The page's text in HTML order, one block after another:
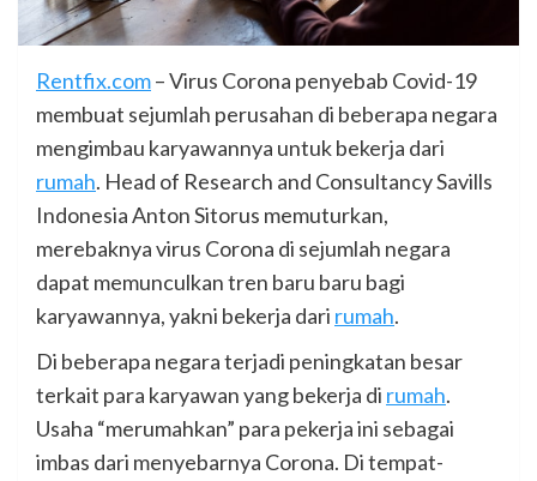
Rentfix.com– Virus Corona penyebab Covid-19
membuat sejumlah perusahan di beberapa negara
mengimbau karyawannya untuk bekerja dari
rumah. Head of Research and Consultancy Savills
Indonesia Anton Sitorus memuturkan,
merebaknya virus Corona di sejumlah negara
dapat memunculkan tren baru baru bagi
karyawannya, yakni bekerja dari rumah.
Di beberapa negara terjadi peningkatan besar
terkait para karyawan yang bekerja di rumah.
Usaha “merumahkan” para pekerja ini sebagai
imbas dari menyebarnya Corona. Di tempat-